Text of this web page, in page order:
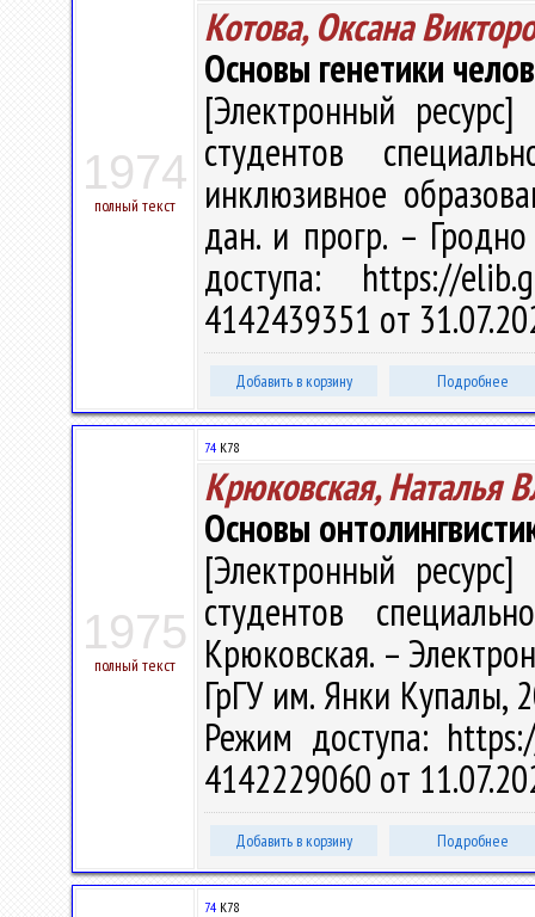
1974
полный текст
Котова, Оксана
Основы генетики
[Электронный
студентов
инклюзивное
дан. и прогр. –
доступа: https://
4142439351 от
Добавить в корзину Подробнее
1975
полный текст
74 К78
Крюковская, Наталья
Основы
[Электронный
студентов
Крюковская. –
ГрГУ им. Янки Купалы,
Режим доступа:
4142229060 от
Добавить в корзину Подробнее
74 К78